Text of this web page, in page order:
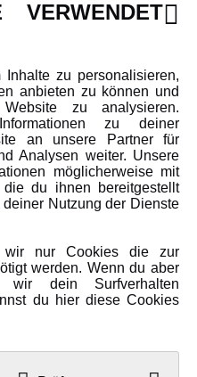
Amewi
VERWENDET
zu personalisieren,
anbieten zu können und
zu analysieren.
zu deiner
an unsere Partner für
Analysen weiter. Unsere
möglicherweise mit
du ihnen bereitgestellt
Nutzung der Dienste
wir nur Cookies die zur
werden. Wenn du aber
wir dein Surfverhalten
du hier diese Cookies